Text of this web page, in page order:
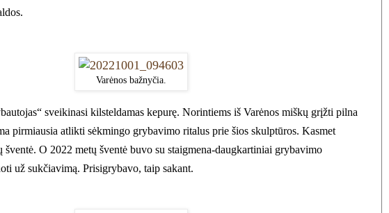
Varėnos bažnyčia.
sveikinasi kilsteldamas kepurę. Norintiems iš Varėnos miškų grįžti pilna
pirmiausia atlikti sėkmingo grybavimo ritalus prie šios skulptūros. Kasmet
šventė. O 2022 metų šventė buvo su staigmena-daugkartiniai grybavimo
už sukčiavimą. Prisigrybavo, taip sakant.